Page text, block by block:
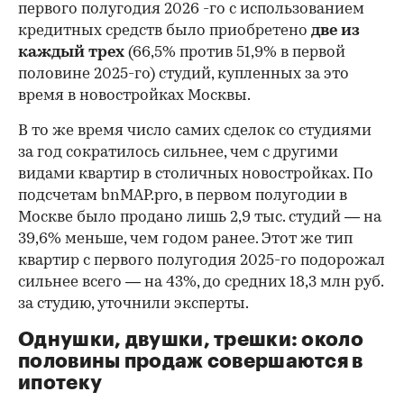
первого полугодия 2026 -го с использованием
кредитных средств было приобретено две из
каждый трех (66,5% против 51,9% в первой
половине 2025-го) студий, купленных за это
время в новостройках Москвы.
00:00 / 00:00
В то же время число самих сделок со студиями
за год сократилось сильнее, чем с другими
видами квартир в столичных новостройках. По
подсчетам bnMAP.pro, в первом полугодии в
Москве было продано лишь 2,9 тыс. студий — на
39,6% меньше, чем годом ранее. Этот же тип
квартир с первого полугодия 2025-го подорожал
сильнее всего — на 43%, до средних 18,3 млн руб.
за студию, уточнили эксперты.
Однушки, двушки, трешки: около
половины продаж совершаются в
ипотеку